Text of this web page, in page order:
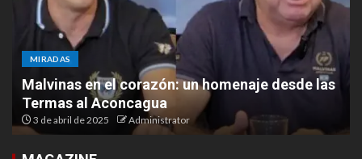
MIRADAS
Malvinas en el corazón: un homenaje desde las
Termas al Aconcagua
3 de abril de 2025 Administrator